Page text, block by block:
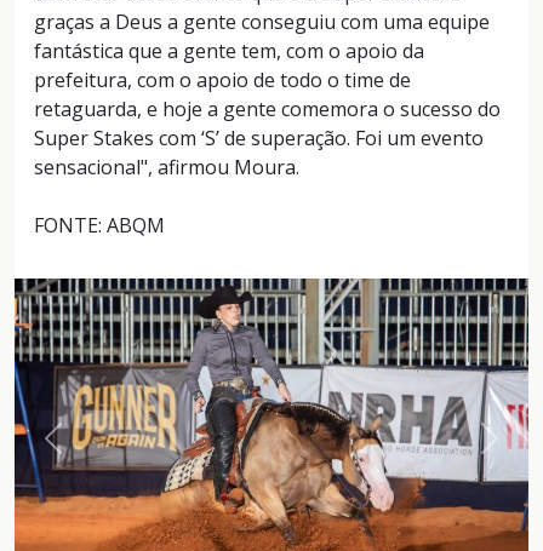
graças a Deus a gente conseguiu com uma equipe
fantástica que a gente tem, com o apoio da
prefeitura, com o apoio de todo o time de
retaguarda, e hoje a gente comemora o sucesso do
Super Stakes com ‘S’ de superação. Foi um evento
sensacional", afirmou Moura.
FONTE: ABQM
Anterior